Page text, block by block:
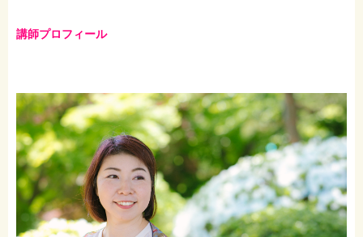
講師プロフィール